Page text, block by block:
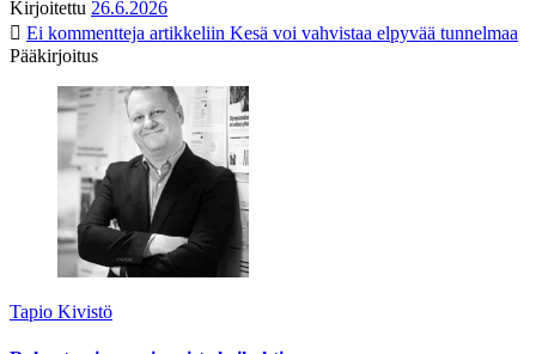
Kirjoitettu 26.6.2026
Ei kommentteja artikkeliin Kesä voi vahvistaa elpyvää tunnelmaa
Pääkirjoitus
Tapio Kivistö